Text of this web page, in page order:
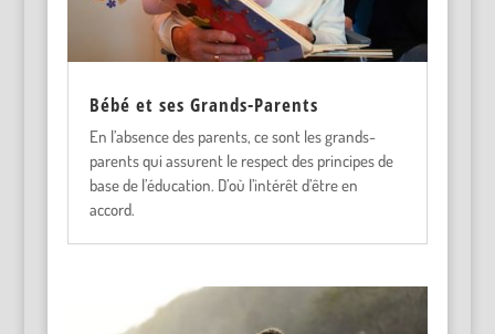
Bébé et ses Grands-Parents
En l’absence des parents, ce sont les grands-
parents qui assurent le respect des principes de
base de l’éducation. D’où l’intérêt d’être en
accord.